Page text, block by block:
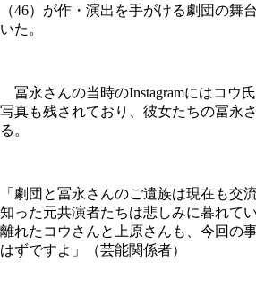
（46）が作・演出を手がける劇団の舞
いた。
冨永さんの当時のInstagramにはコウ
写真も残されており、彼女たちの冨永
る。
「劇団と冨永さんのご遺族は現在も交
知った元共演者たちは悲しみに暮れて
離れたコウさんと上原さんも、今回の
はずですよ」（芸能関係者）